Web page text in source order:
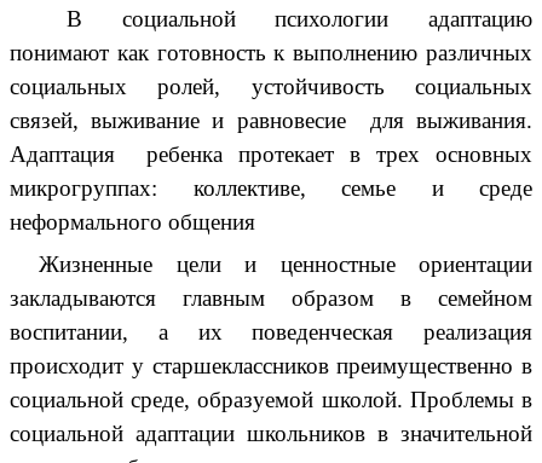
В социальной психологии адаптацию
понимают как готовность к выполнению различных
социальных ролей, устойчивость социальных
связей, выживание и равновесие для выживания.
Адаптация ребенка протекает в трех основных
микрогруппах: коллективе, семье и среде
неформального общения
Жизненные цели и ценностные ориентации
закладываются главным образом в семейном
воспитании, а их поведенческая реализация
происходит у старшеклассников преимущественно в
социальной среде, образуемой школой. Проблемы в
социальной адаптации школьников в значительной